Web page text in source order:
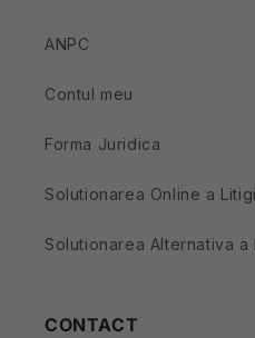
ANPC
Contul meu
Forma Juridica
Solutionarea Online a
Solutionarea Alternativa a
CONTACT